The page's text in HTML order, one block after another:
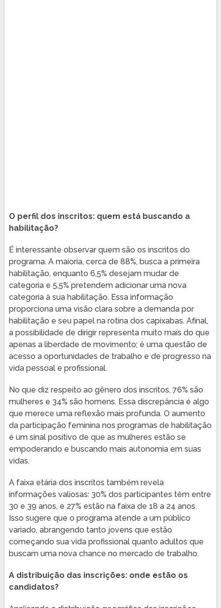
O perfil dos inscritos: quem está buscando a
habilitação?
É interessante observar quem são os inscritos do
programa. A maioria, cerca de 88%, busca a primeira
habilitação, enquanto 6,5% desejam mudar de
categoria e 5,5% pretendem adicionar uma nova
categoria à sua habilitação. Essa informação
proporciona uma visão clara sobre a demanda por
habilitação e seu papel na rotina dos capixabas. Afinal,
a possibilidade de dirigir representa muito mais do que
apenas a liberdade de movimento; é uma questão de
acesso a oportunidades de trabalho e de progresso na
vida pessoal e profissional.
No que diz respeito ao gênero dos inscritos, 76% são
mulheres e 34% são homens. Essa discrepância é algo
que merece uma reflexão mais profunda. O aumento
da participação feminina nos programas de habilitação
é um sinal positivo de que as mulheres estão se
empoderando e buscando mais autonomia em suas
vidas.
A faixa etária dos inscritos também revela
informações valiosas: 30% dos participantes têm entre
30 e 39 anos, e 27% estão na faixa de 18 a 24 anos.
Isso sugere que o programa atende a um público
variado, abrangendo tanto jovens que estão
começando sua vida profissional quanto adultos que
buscam uma nova chance no mercado de trabalho.
A distribuição das inscrições: onde estão os
candidatos?